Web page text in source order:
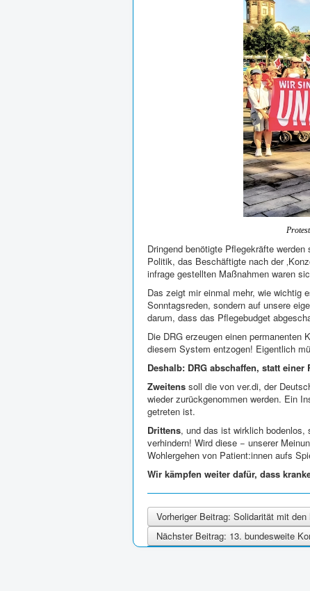
Dringend benötigte Pflegekräfte
Politik, das Beschäftigte nach der
infrage gestellten Maßnahmen waren
Das zeigt mir einmal mehr, wie wichtig
Sonntagsreden, sondern auf unsere
darum, dass das Pflegebudget
Die DRG erzeugen einen permanenten
diesem System entzogen! Eigentlich
Deshalb: DRG abschaffen, statt einer
Zweitens soll die von ver.di, der
wieder zurückgenommen werden. Ein
getreten ist.
Drittens, und das ist wirklich bodenlos,
verhindern! Wird diese − unserer
Wohlergehen von Patient:innen aufs
Wir kämpfen weiter dafür, dass
Vorheriger Beitrag: Solidarität mit
Nächster Beitrag: 13. bundesweite